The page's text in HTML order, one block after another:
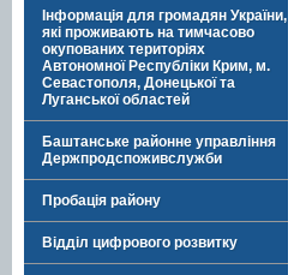
Інформація для громадян України,
які проживають на тимчасово
окупованих територіях
Автономної Республіки Крим, м.
Севастополя, Донецької та
Луганської областей
Баштанське районне управління
Держпродспоживслужби
Пробація району
Відділ цифрового розвитку